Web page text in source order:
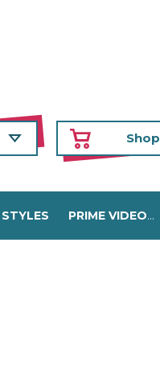
Shop
PRIME VIDEO